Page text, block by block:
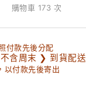
購物車 173 次
付款先後分配
含周末 ❯ 到貨配送
以付款先後寄出